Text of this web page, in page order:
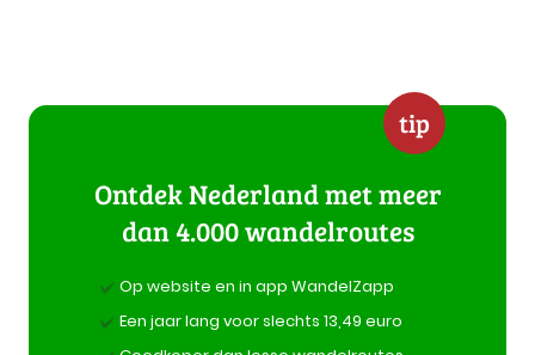
tip
Ontdek Nederland met meer
dan 4.000 wandelroutes
Op website en in app WandelZapp
Een jaar lang voor slechts 13,49 euro